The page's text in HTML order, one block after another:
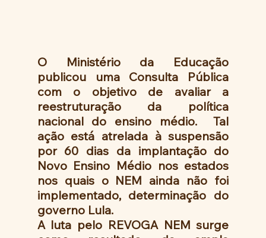
O Ministério da Educação
publicou uma Consulta Pública
com o objetivo de avaliar a
reestruturação da política
nacional do ensino médio.  Tal
ação está atrelada à suspensão
por 60 dias da implantação do
Novo Ensino Médio nos estados
nos quais o NEM ainda não foi
implementado, determinação do
governo Lula.
A luta pelo REVOGA NEM surge